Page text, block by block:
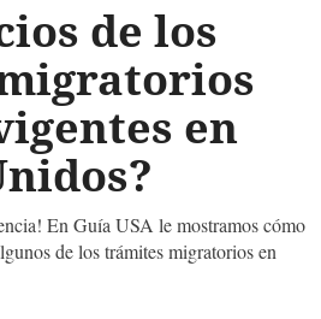
de los
en
En Guía USA le mostramos cómo
de los trámites migratorios en